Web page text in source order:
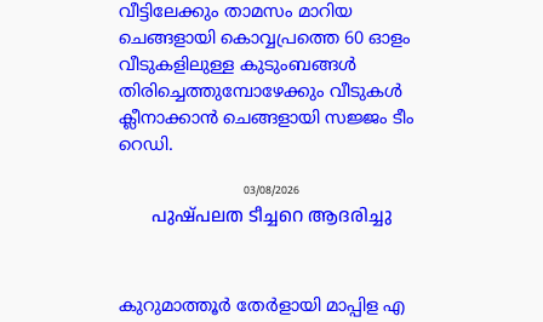
വീട്ടിലേക്കും താമസം മാറിയ
ചെങ്ങളായി കൊവ്വപ്രത്തെ 60 ഓളം
വീടുകളിലുള്ള കുടുംബങ്ങൾ
തിരിച്ചെത്തുമ്പോഴേക്കും വീടുകൾ
ക്ലീനാക്കാൻ ചെങ്ങളായി സജ്ജം ടീം
റെഡി.
03/08/2026
പുഷ്പലത ടീച്ചറെ ആദരിച്ചു
കുറുമാത്തൂർ തേർളായി മാപ്പിള എ